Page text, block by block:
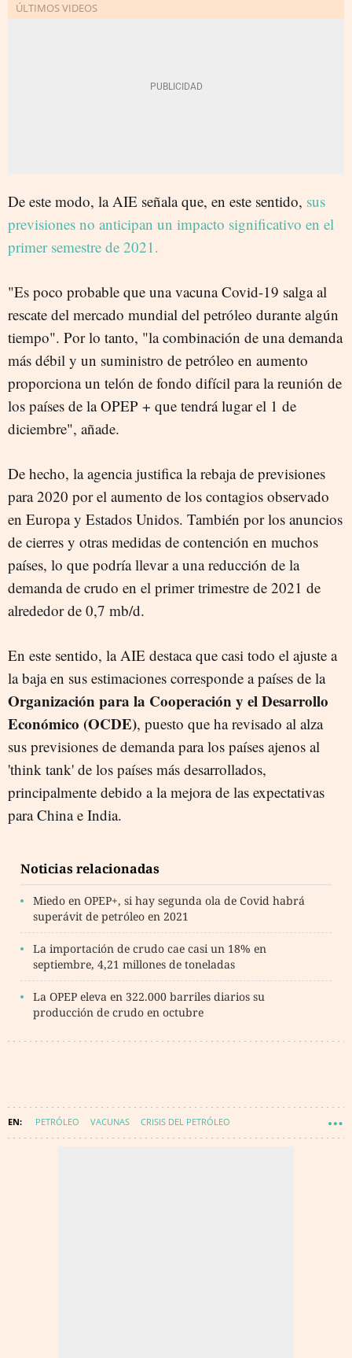
De este modo, la AIE señala que, en este sentido, sus
previsiones no anticipan un impacto significativo en el
primer semestre de 2021.
"Es poco probable que una vacuna Covid-19 salga al
rescate del mercado mundial del petróleo durante algún
tiempo". Por lo tanto, "la combinación de una demanda
más débil y un suministro de petróleo en aumento
proporciona un telón de fondo difícil para la reunión de
los países de la OPEP + que tendrá lugar el 1 de
diciembre", añade.
De hecho, la agencia justifica la rebaja de previsiones
para 2020 por el aumento de los contagios observado
en Europa y Estados Unidos. También por los anuncios
de cierres y otras medidas de contención en muchos
países, lo que podría llevar a una reducción de la
demanda de crudo en el primer trimestre de 2021 de
alrededor de 0,7 mb/d.
En este sentido, la AIE destaca que casi todo el ajuste a
la baja en sus estimaciones corresponde a países de la
Organización para la Cooperación y el Desarrollo
Económico (OCDE), puesto que ha revisado al alza
sus previsiones de demanda para los países ajenos al
'think tank' de los países más desarrollados,
principalmente debido a la mejora de las expectativas
para China e India.
Noticias relacionadas
Miedo en OPEP+, si hay segunda ola de Covid habrá
superávit de petróleo en 2021
La importación de crudo cae casi un 18% en
septiembre, 4,21 millones de toneladas
La OPEP eleva en 322.000 barriles diarios su
producción de crudo en octubre
PETRÓLEO VACUNAS CRISIS DEL PETRÓLEO